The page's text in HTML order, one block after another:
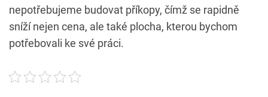
nepotřebujeme budovat příkopy, čímž se rapidně
sníží nejen cena, ale také plocha, kterou bychom
potřebovali ke své práci.